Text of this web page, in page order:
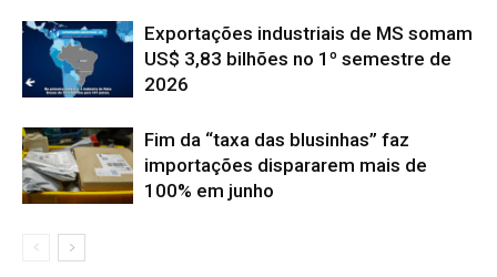
Exportações industriais de MS somam
US$ 3,83 bilhões no 1º semestre de
2026
Fim da “taxa das blusinhas” faz
importações dispararem mais de
100% em junho